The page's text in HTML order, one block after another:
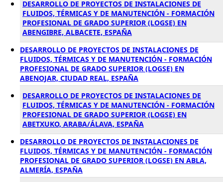
DESARROLLO DE PROYECTOS DE INSTALACIONES DE
FLUIDOS, TÉRMICAS Y DE MANUTENCIÓN - FORMACIÓN
PROFESIONAL DE GRADO SUPERIOR (LOGSE) EN
ABENGIBRE, ALBACETE, ESPAÑA
DESARROLLO DE PROYECTOS DE INSTALACIONES DE
FLUIDOS, TÉRMICAS Y DE MANUTENCIÓN - FORMACIÓN
PROFESIONAL DE GRADO SUPERIOR (LOGSE) EN
ABENOJAR, CIUDAD REAL, ESPAÑA
DESARROLLO DE PROYECTOS DE INSTALACIONES DE
FLUIDOS, TÉRMICAS Y DE MANUTENCIÓN - FORMACIÓN
PROFESIONAL DE GRADO SUPERIOR (LOGSE) EN
ABETXUKO, ARABA/ÁLAVA, ESPAÑA
DESARROLLO DE PROYECTOS DE INSTALACIONES DE
FLUIDOS, TÉRMICAS Y DE MANUTENCIÓN - FORMACIÓN
PROFESIONAL DE GRADO SUPERIOR (LOGSE) EN ABLA,
ALMERÍA, ESPAÑA